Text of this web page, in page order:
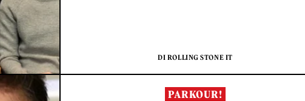
DI ROLLING STONE IT
PARKOUR!